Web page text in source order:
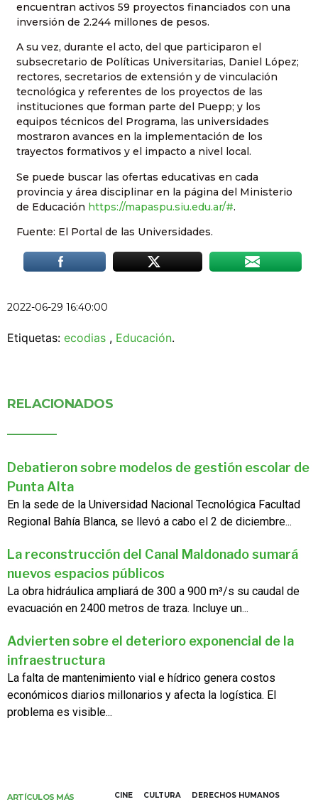
encuentran activos 59 proyectos financiados con una
inversión de 2.244 millones de pesos.
A su vez, durante el acto, del que participaron el
subsecretario de Políticas Universitarias, Daniel López;
rectores, secretarios de extensión y de vinculación
tecnológica y referentes de los proyectos de las
instituciones que forman parte del Puepp; y los
equipos técnicos del Programa, las universidades
mostraron avances en la implementación de los
trayectos formativos y el impacto a nivel local.
Se puede buscar las ofertas educativas en cada
provincia y área disciplinar en la página del Ministerio
de Educación https://mapaspu.siu.edu.ar/#.
Fuente: El Portal de las Universidades.
2022-06-29 16:40:00
Etiquetas: ecodias , Educación.
RELACIONADOS
Debatieron sobre modelos de gestión escolar de
Punta Alta
En la sede de la Universidad Nacional Tecnológica Facultad
Regional Bahía Blanca, se llevó a cabo el 2 de diciembre...
La reconstrucción del Canal Maldonado sumará
nuevos espacios públicos
La obra hidráulica ampliará de 300 a 900 m³/s su caudal de
evacuación en 2400 metros de traza. Incluye un...
Advierten sobre el deterioro exponencial de la
infraestructura
La falta de mantenimiento vial e hídrico genera costos
económicos diarios millonarios y afecta la logística. El
problema es visible...
ARTÍCULOS MÁS
CINE CULTURA DERECHOS HUMANOS